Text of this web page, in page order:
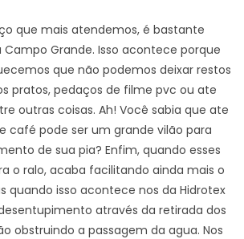
que mais atendemos, é bastante
Campo Grande. Isso acontece porque
que não podemos deixar restos
pratos, pedaços de filme pvc ou ate
outras coisas. Ah! Você sabia que ate
café pode ser um grande vilão para
de sua pia? Enfim, quando esses
o ralo, acaba facilitando ainda mais o
quando isso acontece nos da Hidrotex
através da retirada dos
obstruindo a passagem da agua. Nos